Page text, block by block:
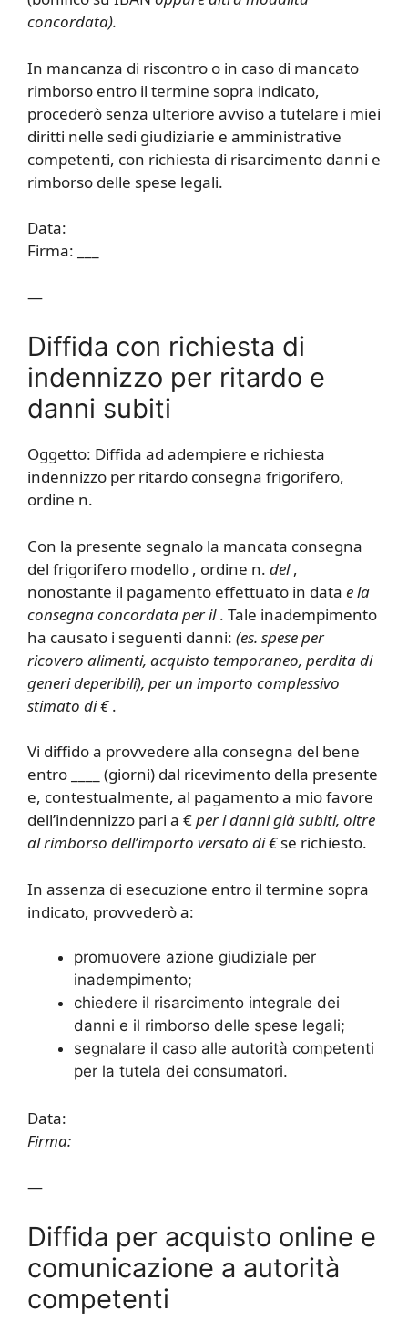
concordata).
In mancanza di riscontro o in caso di mancato
rimborso entro il termine sopra indicato,
procederò senza ulteriore avviso a tutelare i miei
diritti nelle sedi giudiziarie e amministrative
competenti, con richiesta di risarcimento danni e
rimborso delle spese legali.
Data:
Firma: ___
—
Diffida con richiesta di
indennizzo per ritardo e
danni subiti
Oggetto: Diffida ad adempiere e richiesta
indennizzo per ritardo consegna frigorifero,
ordine n.
Con la presente segnalo la mancata consegna
del frigorifero modello , ordine n. del,
nonostante il pagamento effettuato in data e la
consegna concordata per il. Tale inadempimento
ha causato i seguenti danni: (es. spese per
ricovero alimenti, acquisto temporaneo, perdita di
generi deperibili), per un importo complessivo
stimato di €.
Vi diffido a provvedere alla consegna del bene
entro ____ (giorni) dal ricevimento della presente
e, contestualmente, al pagamento a mio favore
dell’indennizzo pari a €per i danni già subiti, oltre
al rimborso dell’importo versato di €se richiesto.
In assenza di esecuzione entro il termine sopra
indicato, provvederò a:
promuovere azione giudiziale per
inadempimento;
chiedere il risarcimento integrale dei
danni e il rimborso delle spese legali;
segnalare il caso alle autorità competenti
per la tutela dei consumatori.
Data:
Firma:
—
Diffida per acquisto online e
comunicazione a autorità
competenti